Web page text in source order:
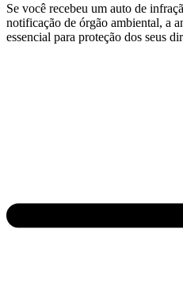
Se você recebeu um auto de
notificação de órgão ambiental, a
essencial para proteção dos seus